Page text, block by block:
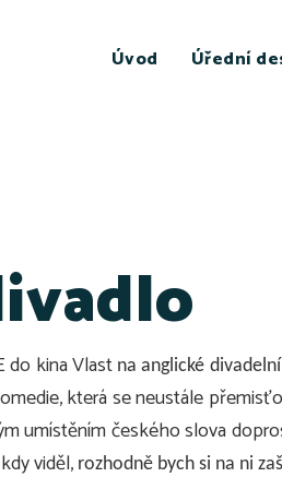
Úvod Úřední
do kina Vlast na anglické
která se neustále
umístěním českého slova
viděl, rozhodně bych si na ni